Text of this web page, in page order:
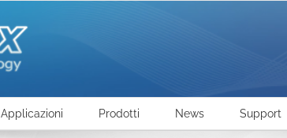
Applicazioni Prodotti News Support